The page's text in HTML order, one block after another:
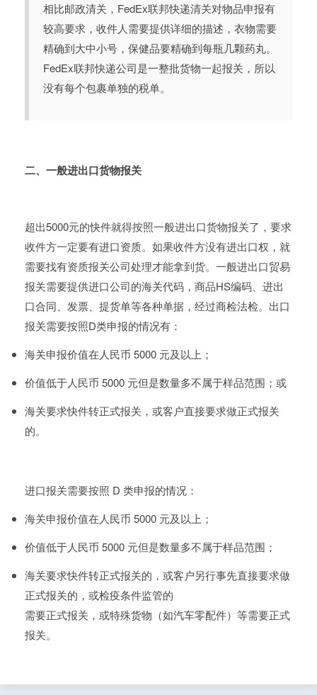
相比邮政清关，FedEx联邦快递清关对物品申报有
较高要求，收件人需要提供详细的描述，衣物需要
精确到大中小号，保健品要精确到每瓶几颗药丸。
FedEx联邦快递公司是一整批货物一起报关，所以
没有每个包裹单独的税单。
二、一般进出口货物报关
超出5000元的快件就得按照一般进出口货物报关了，要求
收件方一定要有进口资质。如果收件方没有进出口权，就
需要找有资质报关公司处理才能拿到货。一般进出口贸易
报关需要提供进口公司的海关代码，商品HS编码、进出
口合同、发票、提货单等各种单据，经过商检法检。出口
报关需要按照D类申报的情况有：
海关申报价值在人民币 5000 元及以上；
价值低于人民币 5000 元但是数量多不属于样品范围；或
海关要求快件转正式报关，或客户直接要求做正式报关
的。
进口报关需要按照 D 类申报的情况：
海关申报价值在人民币 5000 元及以上；
价值低于人民币 5000 元但是数量多不属于样品范围；
海关要求快件转正式报关的，或客户另行事先直接要求做
正式报关的，或检疫条件监管的
需要正式报关，或特殊货物（如汽车零配件）等需要正式
报关。